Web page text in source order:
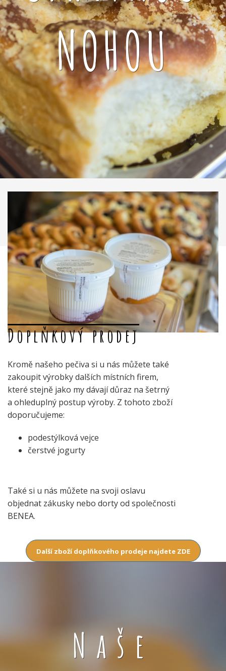
NOHOU
Doplňkový prodej
Kromě našeho pečiva si u nás můžete také
zakoupit výrobky dalších místních firem,
které stejně jako my dávají důraz na šetrný
a ohleduplný postup výroby. Z tohoto zboží
doporučujeme:
podestýlková vejce
čerstvé jogurty
Také si u nás můžete na svoji oslavu
objednat zákusky nebo dorty od společnosti
BENEA.
Další zboží doplňkového prodeje najdete ZDE
Naše